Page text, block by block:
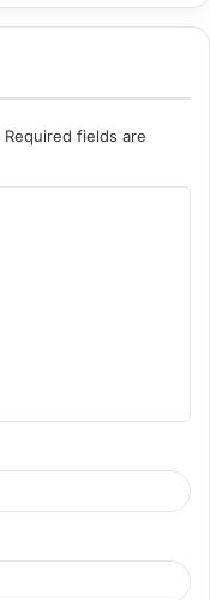
Required fields are